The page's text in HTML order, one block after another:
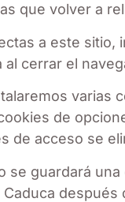
que volver a
a este
cerrar el
varias
de
de acceso se
se guardará
después